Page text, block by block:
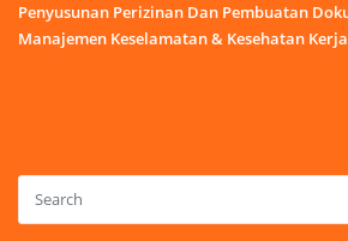
Penyusunan Perizinan Dan Pembuatan
Manajemen Keselamatan & Kesehatan Kerja